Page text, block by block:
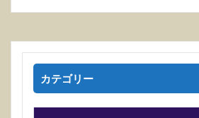
カテゴリー